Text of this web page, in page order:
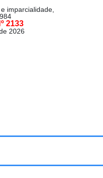
imparcialidade,
2133
2026